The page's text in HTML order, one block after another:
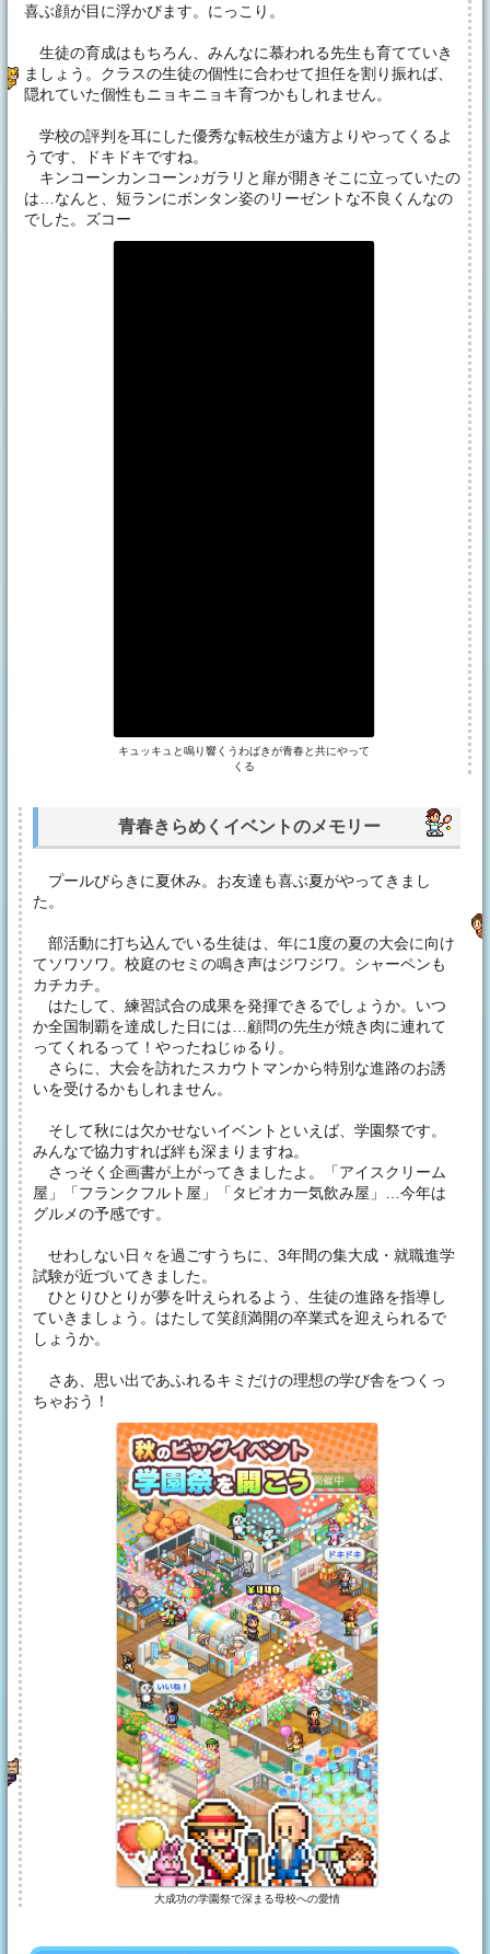
喜ぶ顔が目に浮かびます。にっこり。
生徒の育成はもちろん、みんなに慕われる先生も育てていき
ましょう。クラスの生徒の個性に合わせて担任を割り振れば、
隠れていた個性もニョキニョキ育つかもしれません。
学校の評判を耳にした優秀な転校生が遠方よりやってくるよ
うです、ドキドキですね。
キンコーンカンコーン♪ガラリと扉が開きそこに立っていたの
は…なんと、短ランにボンタン姿のリーゼントな不良くんなの
でした。ズコー
キュッキュと鳴り響くうわばきが青春と共にやって
くる
青春きらめくイベントのメモリー
プールびらきに夏休み。お友達も喜ぶ夏がやってきまし
た。
部活動に打ち込んでいる生徒は、年に1度の夏の大会に向け
てソワソワ。校庭のセミの鳴き声はジワジワ。シャーペンも
カチカチ。
はたして、練習試合の成果を発揮できるでしょうか。いつ
か全国制覇を達成した日には…顧問の先生が焼き肉に連れて
ってくれるって！やったねじゅるり。
さらに、大会を訪れたスカウトマンから特別な進路のお誘
いを受けるかもしれません。
そして秋には欠かせないイベントといえば、学園祭です。
みんなで協力すれば絆も深まりますね。
さっそく企画書が上がってきましたよ。「アイスクリーム
屋」「フランクフルト屋」「タピオカ一気飲み屋」…今年は
グルメの予感です。
せわしない日々を過ごすうちに、3年間の集大成・就職進学
試験が近づいてきました。
ひとりひとりが夢を叶えられるよう、生徒の進路を指導し
ていきましょう。はたして笑顔満開の卒業式を迎えられるで
しょうか。
さあ、思い出であふれるキミだけの理想の学び舎をつくっ
ちゃおう！
大成功の学園祭で深まる母校への愛情